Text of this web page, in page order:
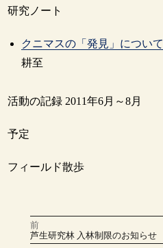
研究ノート
クニマスの「発見」について
耕至
活動の記録 2011年6月～8月
予定
フィールド散歩
投
前
前
の
芦生研究林 入林制限のお知らせ